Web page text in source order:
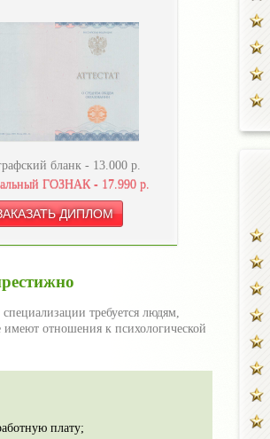
бланк - 13.000р.
ГОЗНАК - 17.990 р.
требуется людям,
имеют отношения к психологической
плату;